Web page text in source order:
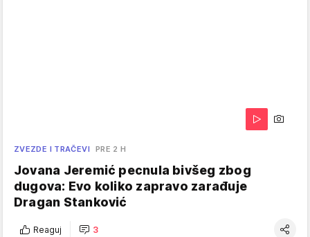
ZVEZDE I TRAČEVI PRE 2 H
Jovana Jeremić pecnula bivšeg zbog
dugova: Evo koliko zapravo zarađuje
Dragan Stanković
Reaguj 3